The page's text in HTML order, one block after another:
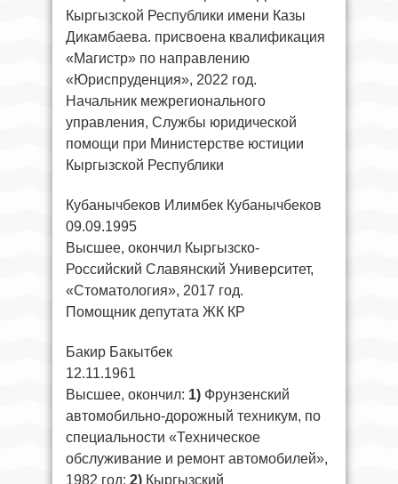
Кыргызской Республики имени Казы
Дикамбаева. присвоена квалификация
«Магистр» по направлению
«Юриспруденция», 2022 год.
Начальник межрегионального
управления, Службы юридической
помощи при Министерстве юстиции
Кыргызской Республики
Кубанычбеков Илимбек Кубанычбеков
09.09.1995
Высшее, окончил Кыргызско-
Российский Славянский Университет,
«Стоматология», 2017 год.
Помощник депутата ЖК КР
Бакир Бакытбек
12.11.1961
Высшее, окончил: 1) Фрунзенский
автомобильно-дорожный техникум, по
специальности «Техническое
обслуживание и ремонт автомобилей»,
1982 год; 2) Кыргызский